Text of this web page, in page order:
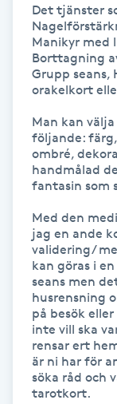
Hälsprickor
Idrottsmassage
IPL
Japansk massage
Katun fransar
Det tjänster
Manikyr med
Borttagning
Grupp seans,
orakelkort
Man kan
följande:
ombré,
handmålad
fantasin som
Med den
jag en ande
validering/
kan göras i
seans men
husrensning
på besök
inte vill ska
rensar ert
är ni har för
söka råd och
tarotkort.